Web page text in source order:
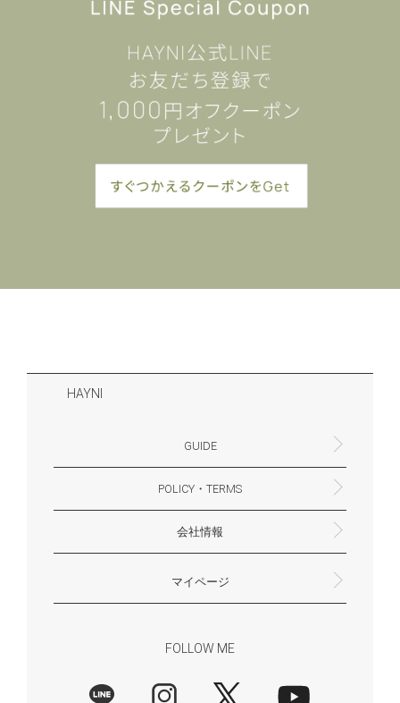
HAYNI
GUIDE
よくあるご質問・お問合せ
お支払いについて
配送・送料について
ギフトサービスについて
一緒に働く？(HAYNI採用情報サイトへ)
for Foreigners (overseas delivery)
POLICY・TERMS
返品・交換について
プライバシーポリシー
特定商取引法に基づく表示
外部送信ポリシー
会社情報
大阪府大阪市淀川区十八条3-9-35
電話番号：06-6868-9671
※お電話でのお問合せ受付は行っておりません
メール：support@hayni.jp
お問い合わせはこちらからお願いいたします
営業時間：10：00～15：00（金曜日は14：00ま
定休日： 土・日・祝祭日
※土日祝祭日はお休みをいただきます。
メールの返信は翌営業日となりますので、ご了承
マイページ
FOLLOW ME